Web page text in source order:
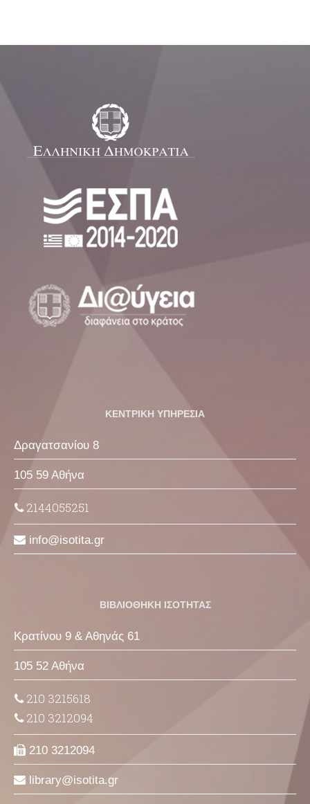
ΚΕΝΤΡΙΚΗ ΥΠΗΡΕΣΙΑ
Δραγατσανίου 8
105 59 Αθήνα
2144055251
info isotita gr
ΒΙΒΛΙΟΘΗΚΗ ΙΣΟΤΗΤΑΣ
Κρατίνου 9 & Αθηνάς 61
105 52 Αθήνα
210 3215618
210 3212094
210 3212094
library isotita gr